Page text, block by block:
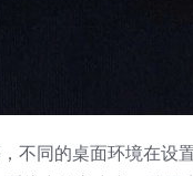
不同的桌面环境在设